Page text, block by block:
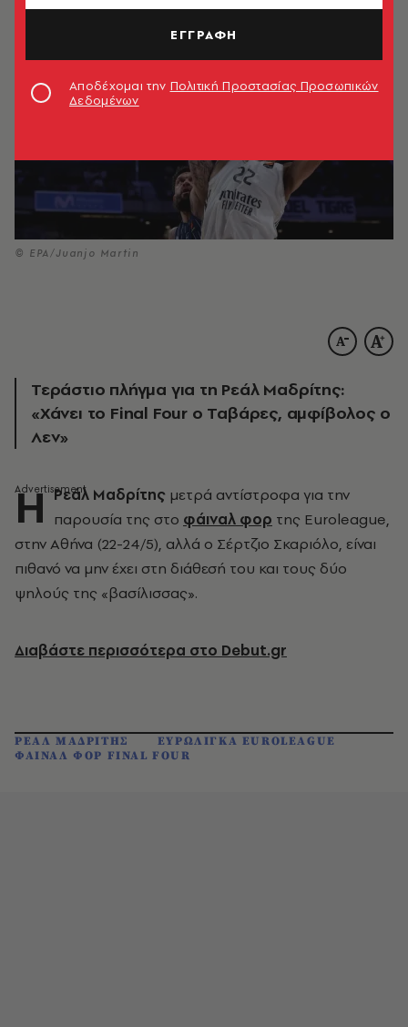
© EPA/Juanjo Martin
Τεράστιο πλήγμα για τη Ρεάλ Μαδρίτης:
«Χάνει το Final Four ο Ταβάρες, αμφίβολος ο
Λεν»
Η Ρεάλ Μαδρίτης μετρά αντίστροφα για την
παρουσία της στο φάιναλ φορ της Euroleague,
στην Αθήνα (22-24/5), αλλά ο Σέρτζιο Σκαριόλο, είναι
πιθανό να μην έχει στη διάθεσή του και τους δύο
ψηλούς της «βασίλισσας».
Διαβάστε περισσότερα στο Debut.gr
ΡΕΑΛ ΜΑΔΡΙΤΗΣ
ΕΥΡΩΛΙΓΚΑ EUROLEAGUE
ΦΑΙΝΑΛ ΦΟΡ FINAL FOUR
ΕΓΓΡΑΦΗ
Αποδέχομαι την Πολιτική Προστασίας Προσωπικών
Δεδομένων